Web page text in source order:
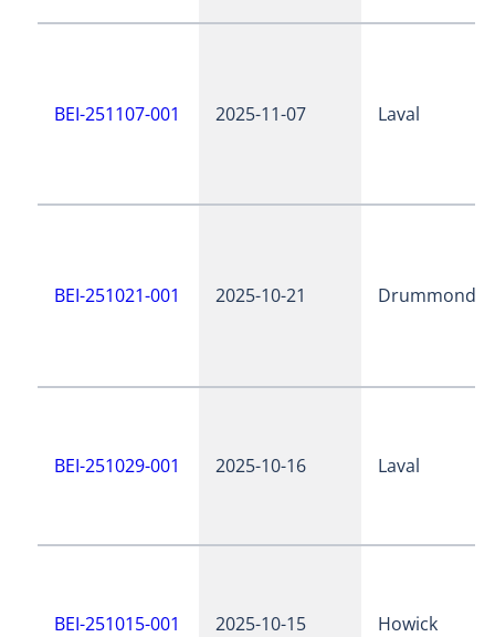
BEI-251107-001 2025-11-07 Laval
BEI-251021-001 2025-10-21
BEI-251029-001 2025-10-16 Laval
BEI-251015-001 2025-10-15 Howick